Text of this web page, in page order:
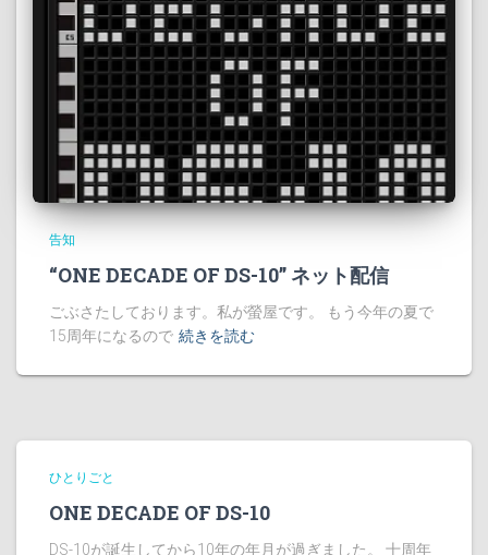
告知
“ONE DECADE OF DS-10” ネット配信
ごぶさたしております。私が螢屋です。 もう今年の夏で
15周年になるので 続きを読む
ひとりごと
ONE DECADE OF DS-10
DS-10が誕生してから10年の年月が過ぎました。 十周年